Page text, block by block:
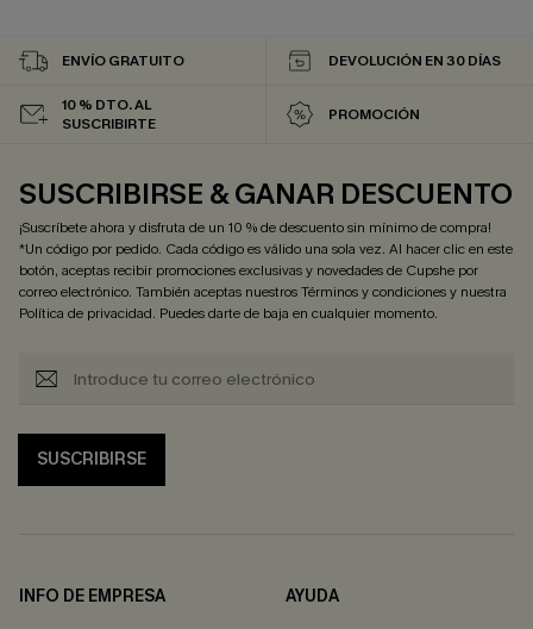
ENVÍO GRATUITO DEVOLUCIÓN EN 30 DÍAS
10 % DTO. AL
SUSCRIBIRTE
PROMOCIÓN
SUSCRIBIRSE & GANAR DESCUENTO
¡Suscríbete ahora y disfruta de un 10 % de descuento sin mínimo de compra!
*Un código por pedido. Cada código es válido una sola vez. Al hacer clic en este
botón, aceptas recibir promociones exclusivas y novedades de Cupshe por
correo electrónico. También aceptas nuestrosTérminos y condicionesy nuestra
Política de privacidad. Puedes darte de baja en cualquier momento.
SUSCRIBIRSE
INFO DE EMPRESA
AYUDA